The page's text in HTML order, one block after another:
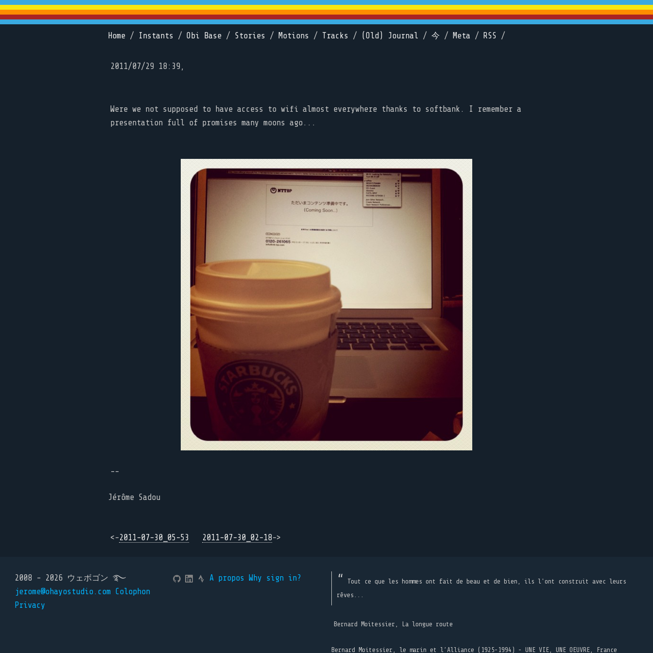
Home / Instants / Obi Base / Stories / Motions / Tracks / (Old) Journal / 今 / Meta / RSS /
2011/07/29 18:39,
Were we not supposed to have access to wifi almost everywhere thanks to softbank. I remember a
presentation full of promises many moons ago...
--
Jérôme Sadou
<-2011-07-30_05-53 2011-07-30_02-18->
2008 - 2026 ウェボゴン ࿐
jerome@ohayostudio.com Colophon
Privacy
A propos Why sign in?
Tout ce que les hommes ont fait de beau et de bien, ils l'ont construit avec leurs
rêves...
Bernard Moitessier, La longue route
Bernard Moitessier, le marin et l’Alliance (1925-1994) - UNE VIE, UNE OEUVRE, France